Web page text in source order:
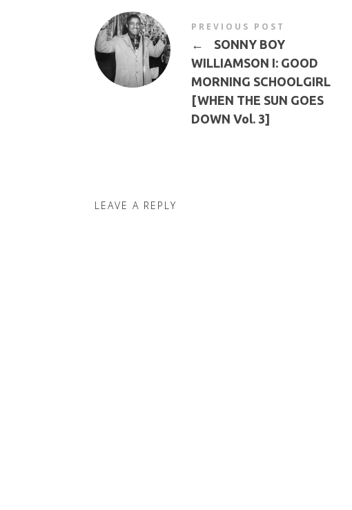
PREVIOUS POST
←
SONNY BOY
WILLIAMSON I: GOOD
MORNING SCHOOLGIRL
[WHEN THE SUN GOES
DOWN Vol. 3]
LEAVE A REPLY